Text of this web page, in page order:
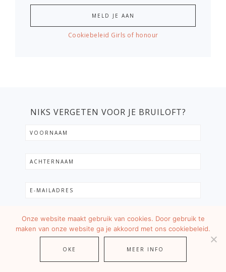
Cookiebeleid Girls of honour
NIKS VERGETEN VOOR JE BRUILOFT?
Onze website maakt gebruik van cookies. Door gebruik te
maken van onze website ga je akkoord met ons cookiebeleid.
OKE MEER INFO